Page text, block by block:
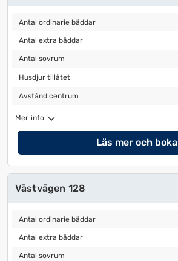
Antal ordinarie bäddar
Antal ordinarie bäddar
Antal extra bäddar
Antal extra bäddar
Antal sovrum
Antal sovrum
Husdjur tillåtet
Husdjur tillåtet
Avstånd centrum
Avstånd centrum
Mer info
Läs mer och boka
Västvägen 128
Antal ordinarie bäddar
Antal ordinarie bäddar
Antal extra bäddar
Antal extra bäddar
Antal sovrum
Antal sovrum